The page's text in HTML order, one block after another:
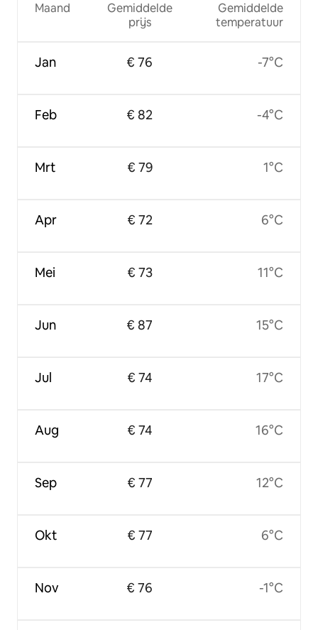
Maand
Jan
Feb
Mrt
Apr
Mei
Jun
Jul
Aug
Sep
Okt
Nov
Gemiddelde
prijs
€ 76
€ 82
€ 79
€ 72
€ 73
€ 87
€ 74
€ 74
€ 77
€ 77
€ 76
Gemiddelde
temperatuur
-7°C
-4°C
1°C
6°C
11°C
15°C
17°C
16°C
12°C
6°C
-1°C